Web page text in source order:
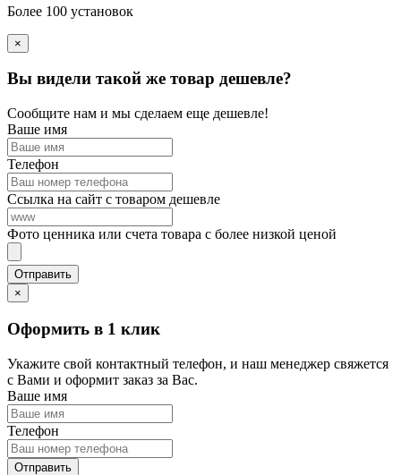
Более 100 установок
×
Вы видели такой же товар дешевле?
Сообщите нам и мы сделаем еще дешевле!
Ваше имя
Телефон
Ссылка на сайт с товаром дешевле
Фото ценника или счета товара с более низкой ценой
×
Оформить в 1 клик
Укажите свой контактный телефон, и наш менеджер свяжется
с Вами и оформит заказ за Вас.
Ваше имя
Телефон